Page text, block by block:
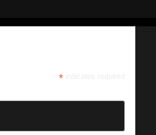
*indicates required